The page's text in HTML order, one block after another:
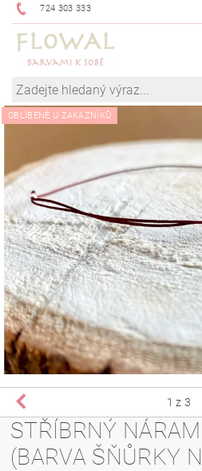
724 303 333
OBLÍBENÉ U ZÁKAZNÍKŮ
1 z 3
STŘÍBRNÝ
(BARVA ŠŇŮRKY